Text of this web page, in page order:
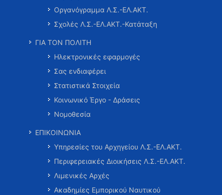
Οργανόγραμμα Λ.Σ.-ΕΛ.ΑΚΤ.
Σχολές Λ.Σ.-ΕΛ.ΑΚΤ.-Κατάταξη
ΓΙΑ ΤΟΝ ΠΟΛΙΤΗ
Ηλεκτρονικές εφαρμογές
Σας ενδιαφέρει
Στατιστικά Στοιχεία
Κοινωνικό Έργο - Δράσεις
Νομοθεσία
ΕΠΙΚΟΙΝΩΝΙΑ
Υπηρεσίες του Αρχηγείου Λ.Σ.-ΕΛ.ΑΚΤ.
Περιφερειακές Διοικήσεις Λ.Σ.-ΕΛ.ΑΚΤ.
Λιμενικές Αρχές
Ακαδημίες Εμπορικού Ναυτικού